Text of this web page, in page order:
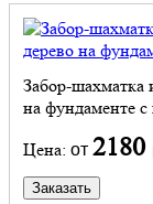
Забор-шахматка
на фундаменте
Цена: от 2180
Заказать